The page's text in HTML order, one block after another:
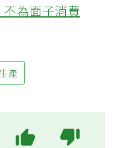
為面子消費
生產